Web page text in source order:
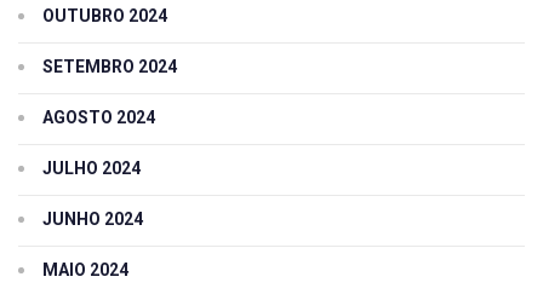
OUTUBRO 2024
SETEMBRO 2024
AGOSTO 2024
JULHO 2024
JUNHO 2024
MAIO 2024